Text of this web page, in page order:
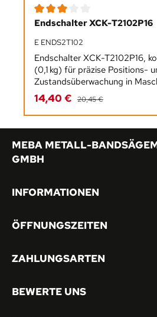
Durchschnittliche Bewertung von
Endschalter XCK-T2102P16
E ENDS2T102
Endschalter XCK-T2102P16,
(0,1 kg) für präzise Positions-
Zustandsüberwachung in
Zuverlässig, kontaktbehaftet,
integrieren – ideal für industrielle
Steuerungsanwendungen.
Verkaufspreis:
14,40 € Regulärer Preis:
20,45 €
MEBA METALL-
GMBH
INFORMATIONEN
ÖFFNUNGSZEITEN
ZAHLUNGSARTEN
BEWERTE UNS